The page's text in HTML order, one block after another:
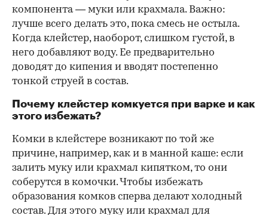
компонента — муки или крахмала. Важно:
лучше всего делать это, пока смесь не остыла.
Когда клейстер, наоборот, слишком густой, в
него добавляют воду. Ее предварительно
доводят до кипения и вводят постепенно
тонкой струей в состав.
Почему клейстер комкуется при варке и как
этого избежать?
Комки в клейстере возникают по той же
причине, например, как и в манной каше: если
залить муку или крахмал кипятком, то они
соберутся в комочки. Чтобы избежать
образования комков сперва делают холодный
состав. Для этого муку или крахмал для